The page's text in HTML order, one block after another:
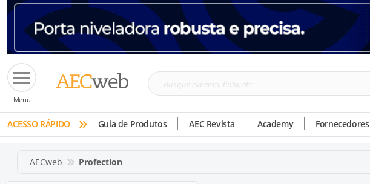
Menu
Busque
tinta,
etc
ACESSO RÁPIDO » Guia de Produtos AEC Revista Academy Fornecedores
AECweb Profection